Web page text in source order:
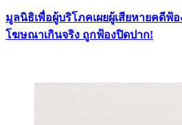
มูลนิธิเพื่อผู้บริโภคเผยผู้เสียหายคดีฟ้อ
โฆษณาเกินจริง ถูกฟ้องปิดปาก!